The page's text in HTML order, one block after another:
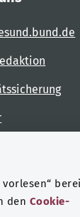
den Cookie-